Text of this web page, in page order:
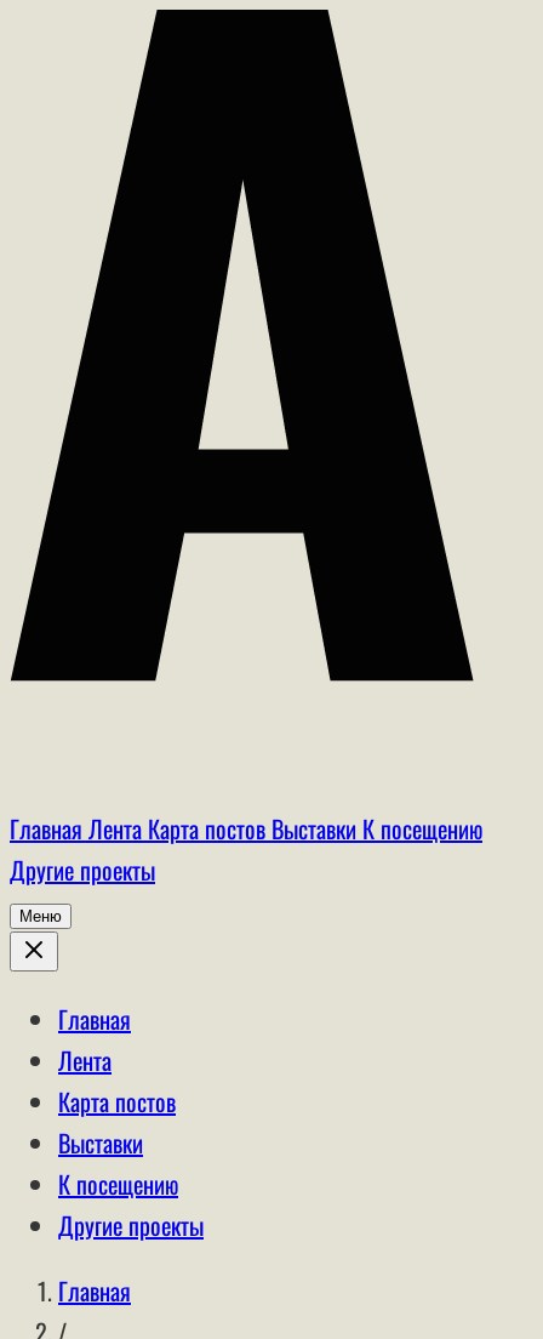
Главная Лента Карта постов Выставки К посещению
Другие проекты
Меню
Главная
Лента
Карта постов
Выставки
К посещению
Другие проекты
Главная
/